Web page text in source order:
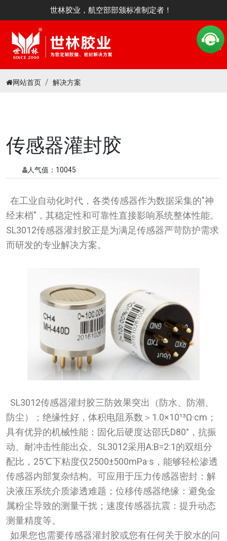
世林胶业，航空部部颁标准制定者！
网站首页 解决方案
传感器灌封胶
人气值： 10045
在工业自动化时代，各类传感器作为数据采集的"神
经末梢"，其稳定性和可靠性直接影响系统整体性能。
SL3012传感器灌封胶正是为满足传感器严苛防护需求
而研发的专业解决方案。
SL3012传感器灌封胶三防效果突出（防水、防潮、
防尘）；绝缘性好，体积电阻系数＞1.0×10¹³Ω·cm；
具有优异的机械性能：固化后硬度达邵氏D80°，抗振
动、耐冲击性能出众。SL3012采用A:B=2:1的双组分
配比，25℃下粘度仅2500±500mPa·s，能够轻松渗透
传感器内部复杂结构。可应用于压力传感器密封：解
决液压系统介质渗透难题；位移传感器绝缘：避免金
属粉尘导致的测量干扰；速度传感器抗震：提升动态
测量精度等。
如果您也需要传感器灌封胶或您有任何关于胶水的问